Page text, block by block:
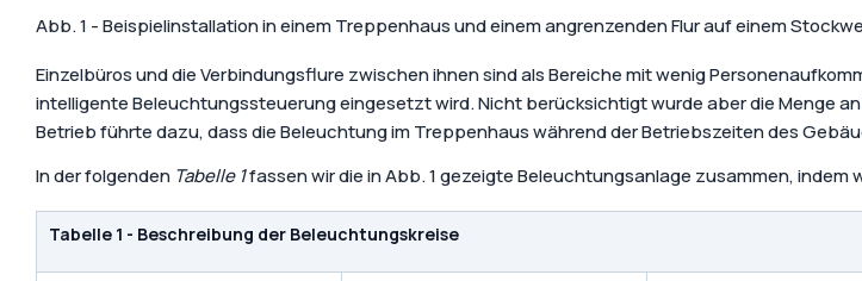
Abb. 1 - Beispielinstallation in einem Treppenhaus und einem angrenzenden Flur auf einem
Einzelbüros und die Verbindungsflure zwischen ihnen sind als Bereiche mit wenig
intelligente Beleuchtungssteuerung eingesetzt wird. Nicht berücksichtigt wurde aber die Menge
Betrieb führte dazu, dass die Beleuchtung im Treppenhaus während der Betriebszeiten des
In der folgenden Tabelle 1fassen wir die in Abb. 1 gezeigte Beleuchtungsanlage zusammen, indem
Tabelle 1 - Beschreibung der Beleuchtungskreise